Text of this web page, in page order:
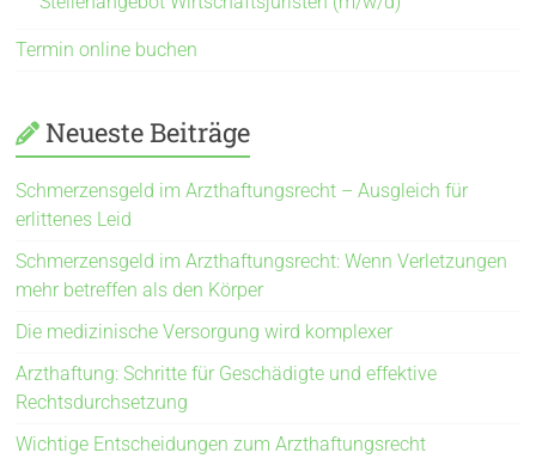
Termin online buchen
Neueste Beiträge
Schmerzensgeld im Arzthaftungsrecht – Ausgleich für
erlittenes Leid
Schmerzensgeld im Arzthaftungsrecht: Wenn Verletzungen
mehr betreffen als den Körper
Die medizinische Versorgung wird komplexer
Arzthaftung: Schritte für Geschädigte und effektive
Rechtsdurchsetzung
Wichtige Entscheidungen zum Arzthaftungsrecht